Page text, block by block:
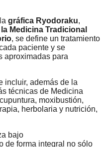
gráfica Ryodoraku,
Medicina Tradicional
, se define un tratamiento
paciente y se
aproximadas para
incluir, además de la
técnicas de Medicina
moxibustión,
herbolaria y nutrición,
bajo
de forma integral no sólo